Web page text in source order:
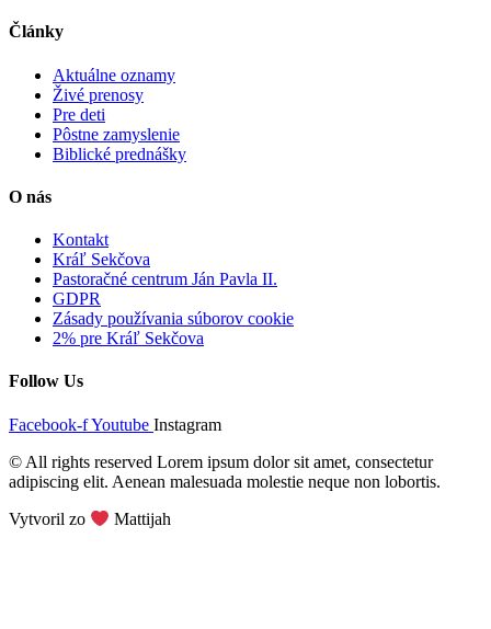
Články
Aktuálne oznamy
Živé prenosy
Pre deti
Pôstne zamyslenie
Biblické prednášky
O nás
Kontakt
Kráľ Sekčova
Pastoračné centrum Ján Pavla II.
GDPR
Zásady používania súborov cookie
2% pre Kráľ Sekčova
Follow Us
Facebook-fYoutube Instagram
© All rights reserved Lorem ipsum dolor sit amet, consectetur
adipiscing elit. Aenean malesuada molestie neque non lobortis.
Vytvoril zo Mattijah